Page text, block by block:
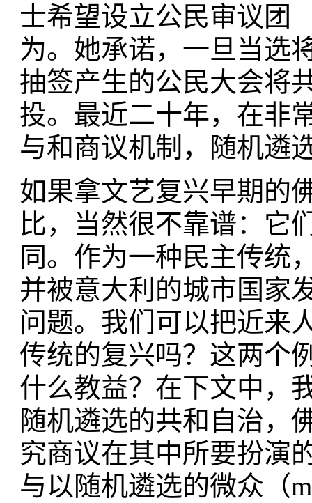
士希望设立公民审议团
为。她承诺，一旦当选
抽签产生的公民大会将
投。最近二十年，在非
与和商议机制，随机遴
如果拿文艺复兴早期的
比，当然很不靠谱：它
同。作为一种民主传统
并被意大利的城市国家
问题。我们可以把近来
传统的复兴吗？这两个
什么教益？在下文中，
随机遴选的共和自治，
究商议在其中所要扮演
与以随机遴选的微众（